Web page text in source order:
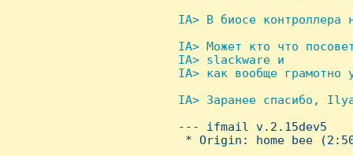
IA> В биосе
IA> Может кто что
IA> slackware и
IA> как вообще грамотно
IA> Заранее спасибо,
--- ifmail v.2.15dev5
* Origin: home bee